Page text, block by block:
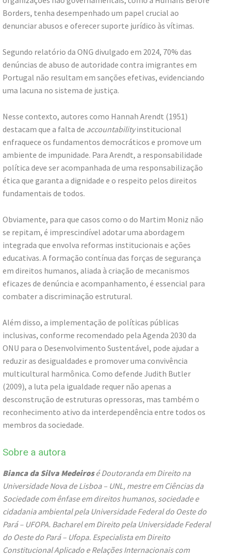
Borders, tenha desempenhado um papel crucial ao
denunciar abusos e oferecer suporte jurídico às vítimas.
Segundo relatório da ONG divulgado em 2024, 70% das
denúncias de abuso de autoridade contra imigrantes em
Portugal não resultam em sanções efetivas, evidenciando
uma lacuna no sistema de justiça.
Nesse contexto, autores como Hannah Arendt (1951)
destacam que a falta de accountabilityinstitucional
enfraquece os fundamentos democráticos e promove um
ambiente de impunidade. Para Arendt, a responsabilidade
política deve ser acompanhada de uma responsabilização
ética que garanta a dignidade e o respeito pelos direitos
fundamentais de todos.
Obviamente, para que casos como o do Martim Moniz não
se repitam, é imprescindível adotar uma abordagem
integrada que envolva reformas institucionais e ações
educativas. A formação contínua das forças de segurança
em direitos humanos, aliada à criação de mecanismos
eficazes de denúncia e acompanhamento, é essencial para
combater a discriminação estrutural.
Além disso, a implementação de políticas públicas
inclusivas, conforme recomendado pela Agenda 2030 da
ONU para o Desenvolvimento Sustentável, pode ajudar a
reduzir as desigualdades e promover uma convivência
multicultural harmônica. Como defende Judith Butler
(2009), a luta pela igualdade requer não apenas a
desconstrução de estruturas opressoras, mas também o
reconhecimento ativo da interdependência entre todos os
membros da sociedade.
Sobre a autora
Bianca da Silva Medeirosé Doutoranda em Direito na
Universidade Nova de Lisboa – UNL, mestre em Ciências da
Sociedade com ênfase em direitos humanos, sociedade e
cidadania ambiental pela Universidade Federal do Oeste do
Pará – UFOPA. Bacharel em Direito pela Universidade Federal
do Oeste do Pará – Ufopa. Especialista em Direito
Constitucional Aplicado e Relações Internacionais com